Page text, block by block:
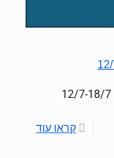
קראו עוד